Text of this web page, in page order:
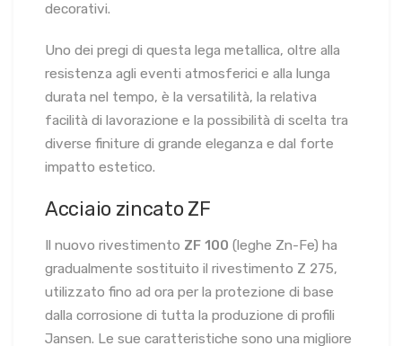
decorativi.
Uno dei pregi di questa lega metallica, oltre alla
resistenza agli eventi atmosferici e alla lunga
durata nel tempo, è la versatilità, la relativa
facilità di lavorazione e la possibilità di scelta tra
diverse finiture di grande eleganza e dal forte
impatto estetico.
Acciaio zincato ZF
Il nuovo rivestimento ZF 100 (leghe Zn-Fe) ha
gradualmente sostituito il rivestimento Z 275,
utilizzato fino ad ora per la protezione di base
dalla corrosione di tutta la produzione di profili
Jansen. Le sue caratteristiche sono una migliore